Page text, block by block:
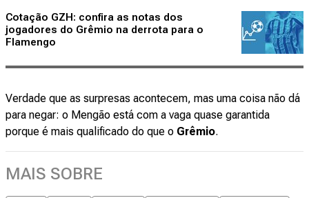
Cotação GZH: confira as notas dos
jogadores do Grêmio na derrota para o
Flamengo
Verdade que as surpresas acontecem, mas uma coisa não dá
para negar: o Mengão está com a vaga quase garantida
porque é mais qualificado do que o Grêmio.
MAIS SOBRE